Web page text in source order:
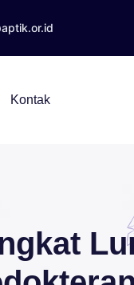
Kontak